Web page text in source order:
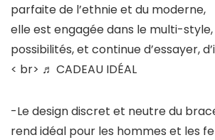
parfaite de l’ethnie et du moderne,
elle est engagée dans le multi-
possibilités, et continue d’essayer,
< br> ♬ CADEAU IDÉAL
-Le design discret et neutre du
rend idéal pour les hommes et les